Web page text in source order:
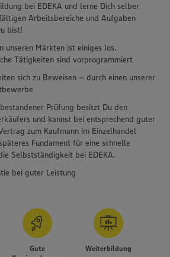
bei EDEKA und lerne Dich selber
Arbeitsbereiche und Aufgaben
bist!
unseren Märkten ist einiges los.
Tätigkeiten sind vorprogrammiert
sich zu Beweisen – durch einen unserer
Prüfung besitzt Du den
und kannst bei entsprechend guter
zum Kaufmann im Einzelhandel
Fundament für eine schnelle
Selbstständigkeit bei EDEKA.
bei guter Leistung
Gute
Weiterbildung